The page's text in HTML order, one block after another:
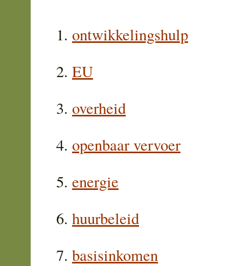
ontwikkelingshulp
EU
overheid
openbaar vervoer
energie
huurbeleid
basisinkomen